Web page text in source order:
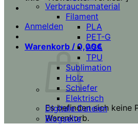
Anmelden
Warenkorb / 0,00€
Es befinden sich keine
Warenkorb.
Verbrauchsmaterial
Filament
PLA
PET-G
ASA
TPU
Sublimation
Holz
Schiefer
Elektrisch
Digitale Dateien
Blogseite